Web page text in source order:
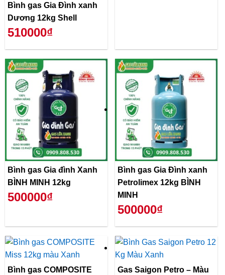
Bình gas Gia Đình xanh
Dương 12kg Shell
510000₫
Bình gas Gia đình Xanh
BÌNH MINH 12kg
500000₫
Bình gas Gia Đình xanh
Petrolimex 12kg BÌNH
MINH
500000₫
Bình gas COMPOSITE
Gas Saigon Petro – Màu